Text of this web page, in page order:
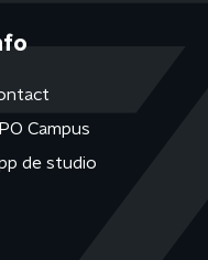
Campus
de studio